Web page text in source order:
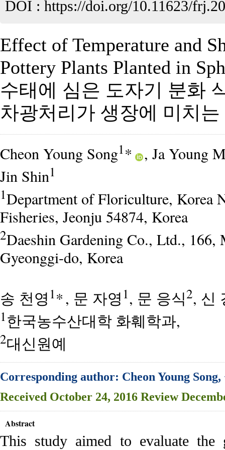
DOI : https://doi.org/10.11623/
Effect of Temperature and
Pottery Plants Planted in
수태에 심은 도자기 분화
차광처리가 생장에 미치는
Cheon Young Song1*
, Ja Young
Jin Shin1
1Department of Floriculture, Korea
Fisheries, Jeonju 54874, Korea
2Daeshin Gardening Co., Ltd., 166,
Gyeonggi-do, Korea
송 천영 1*, 문 자영 1, 문 응식2, 신
1한국농수산대학 화훼학과,
2대신원예
Corresponding author: Cheon Young
Received October 24, 2016 Review
Abstract
This study aimed to evaluate